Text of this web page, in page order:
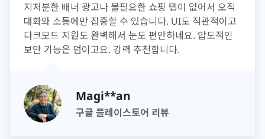
지저분한 배너 광고나 불필요한 쇼핑 탭이 없어서 오직
대화와 소통에만 집중할 수 있습니다. UI도 직관적이고
다크모드 지원도 완벽해서 눈도 편안하네요. 압도적인
보안 기능은 덤이고요. 강력 추천합니다.
Magi**an
구글 플레이스토어 리뷰